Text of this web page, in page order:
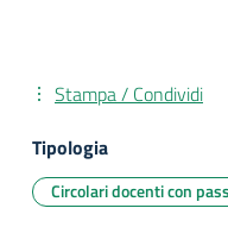
Stampa / Condividi
Tipologia
Circolari docenti con